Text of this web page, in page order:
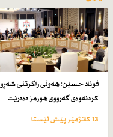
فوئاد حسێن: هەوڵی راگرتنی شەڕو
كردنەوەی گەرووی هورمز دەدرێت
13 کاتژمێر پێش ئێستا